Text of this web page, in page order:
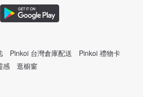
Pinkoi 台灣倉庫配送
Pinkoi 禮物卡
感 逛櫥窗